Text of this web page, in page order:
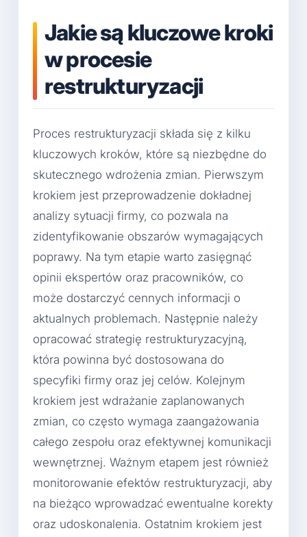
Jakie są kluczowe kroki
w procesie
restrukturyzacji
Proces restrukturyzacji składa się z kilku
kluczowych kroków, które są niezbędne do
skutecznego wdrożenia zmian. Pierwszym
krokiem jest przeprowadzenie dokładnej
analizy sytuacji firmy, co pozwala na
zidentyfikowanie obszarów wymagających
poprawy. Na tym etapie warto zasięgnąć
opinii ekspertów oraz pracowników, co
może dostarczyć cennych informacji o
aktualnych problemach. Następnie należy
opracować strategię restrukturyzacyjną,
która powinna być dostosowana do
specyfiki firmy oraz jej celów. Kolejnym
krokiem jest wdrażanie zaplanowanych
zmian, co często wymaga zaangażowania
całego zespołu oraz efektywnej komunikacji
wewnętrznej. Ważnym etapem jest również
monitorowanie efektów restrukturyzacji, aby
na bieżąco wprowadzać ewentualne korekty
oraz udoskonalenia. Ostatnim krokiem jest